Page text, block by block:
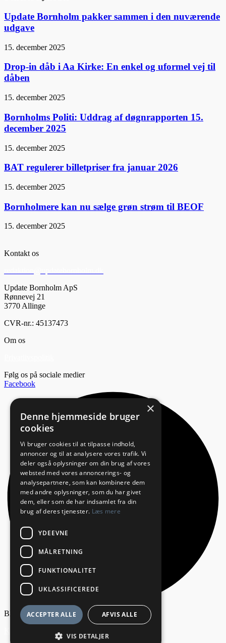
Update Bornholm pakker sammen i den nuværende
udgave
15. december 2025
Drop-in dåb i Aa Kirke: En enkel og uformel vej til
dåben
15. december 2025
Bornholms Politi: Uddrag af døgnrapporten 15.
december 2025
15. december 2025
BAT regulerer billetpriser fra januar 2026
15. december 2025
Bornholmere kan nu sælge grøn strøm til BEOF
15. december 2025
Kontakt os
Update Bornholm ApS
Rønnevej 21
3770 Allinge
CVR-nr.: 45137473
Om os
Følg os på sociale medier
Facebook
Bliv annoncør
×
Denne hjemmeside bruger
cookies
Vi bruger cookies til at tilpasse indhold,
annoncer og til at analysere vores trafik. Vi
deler også oplysninger om din brug af vores
websted med vores annoncerings- og
analysepartnere, som kan kombinere dem
med andre oplysninger, som du har givet
dem, eller som de har indsamlet fra din
brug af deres tjenester. Læs mere
YDEEVNE
MÅLRETNING
FUNKTIONALITET
UKLASSIFICEREDE
ACCEPTER ALLE AFVIS ALLE
VIS DETALJER